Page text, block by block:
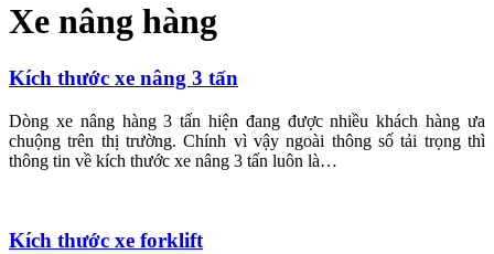
Xe nâng hàng
Kích thước xe nâng 3 tấn
Dòng xe nâng hàng 3 tấn hiện đang được nhiều khách hàng ưa
chuộng trên thị trường. Chính vì vậy ngoài thông số tải trọng thì
thông tin về kích thước xe nâng 3 tấn luôn là…
Kích thước xe forklift